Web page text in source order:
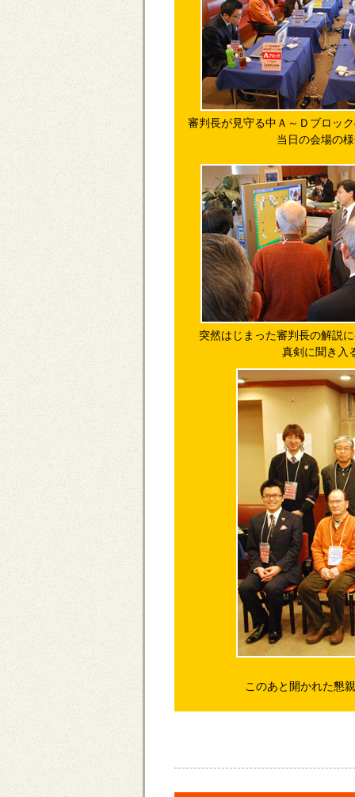
審判長が見守る中Ａ～Ｄブロッ
当日の会場の
突然はじまった審判長の解説
真剣に聞き入
このあと開かれた懇